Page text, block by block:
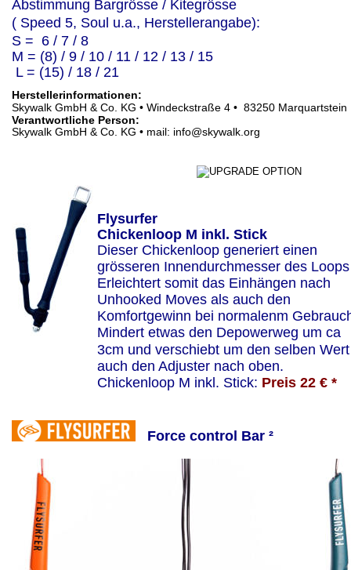
Abstimmung Bargrösse / Kitegrösse
( Speed 5, Soul u.a., Herstellerangabe):
S =  6 / 7 / 8
M = (8) / 9 / 10 / 11 / 12 / 13 / 15
L = (15) / 18 / 21
Herstellerinformationen:
Skywalk GmbH & Co. KG • Windeckstraße 4 •  83250 Marquartstein
Verantwortliche Person:
Skywalk GmbH & Co. KG • mail: info@skywalk.org
Flysurfer
Chickenloop M inkl. Stick
Dieser Chickenloop generiert einen
grösseren Innendurchmesser des Loops
Erleichtert somit das Einhängen nach
Unhooked Moves als auch den
Komfortgewinn bei normalenm
Mindert etwas den Depowerweg um ca
3cm und verschiebt um den selben
auch den Adjuster nach oben.
Chickenloop M inkl. Stick: Preis 22 € *
Force control Bar ²